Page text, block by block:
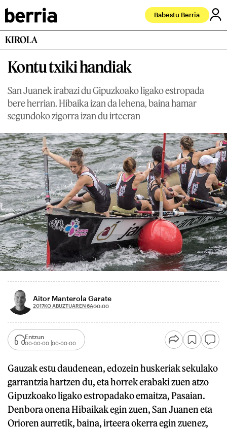
Babestu Berria
KIROLA
Kontu txiki handiak
San Juanek irabazi du Gipuzkoako ligako estropada
bere herrian. Hibaika izan da lehena, baina hamar
segundoko zigorra izan du irteeran
Aitor Manterola Garate
2017KO ABUZTUAREN 6A00:00
Entzun
00:00:00 00:00:00
Gauzak estu daudenean, edozein huskeriak sekulako
garrantzia hartzen du, eta horrek erabaki zuen atzo
Gipuzkoako ligako estropadako emaitza, Pasaian.
Denbora onena Hibaikak egin zuen, San Juanen eta
Orioren aurretik, baina, irteera okerra egin zuenez,